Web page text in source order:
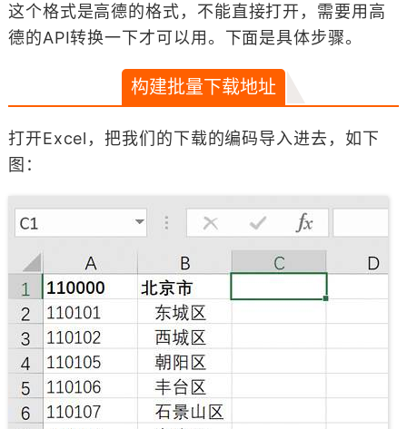
这个格式是高德的格式，不能直接打开，需要用高
德的API转换一下才可以用。下面是具体步骤。
构建批量下载地址
打开Excel，把我们的下载的编码导入进去，如下
图：